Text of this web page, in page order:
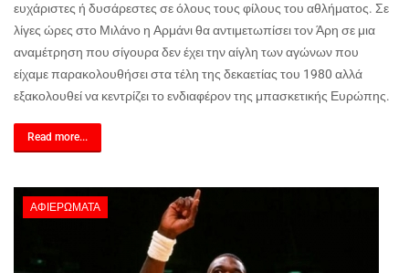
ευχάριστες ή δυσάρεστες σε όλους τους φίλους του αθλήματος. Σε
λίγες ώρες στο Μιλάνο η Αρμάνι θα αντιμετωπίσει τον Άρη σε μια
αναμέτρηση που σίγουρα δεν έχει την αίγλη των αγώνων που
είχαμε παρακολουθήσει στα τέλη της δεκαετίας του 1980 αλλά
εξακολουθεί να κεντρίζει το ενδιαφέρον της μπασκετικής Ευρώπης.
Read more...
ΑΦΙΕΡΏΜΑΤΑ